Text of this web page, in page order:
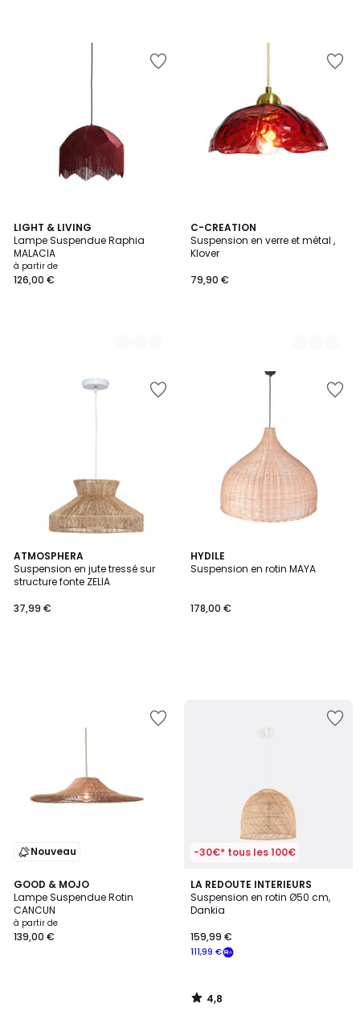
LIGHT & LIVING
Lampe Suspendue Raphia
MALACIA
à partir de
126,00 €
2
Couleurs
C-CREATION
Suspension en verre et métal ,
Klover
79,90 €
6
Couleurs
ATMOSPHERA
Suspension en jute tressé sur
structure fonte ZELIA
37,99 €
HYDILE
Suspension en rotin MAYA
178,00 €
Nouveau
GOOD & MOJO
Lampe Suspendue Rotin
CANCUN
à partir de
139,00 €
-30€* tous les 100€
LA REDOUTE INTERIEURS
Suspension en rotin Ø50 cm,
Dankia
111,99 €
159,99 €
4,8
/ 5
4,8
/